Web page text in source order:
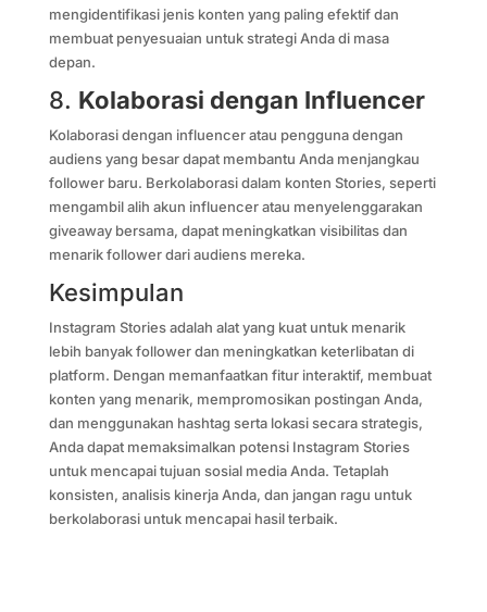
mengidentifikasi jenis konten yang paling efektif dan
membuat penyesuaian untuk strategi Anda di masa
depan.
8. Kolaborasi dengan Influencer
Kolaborasi dengan influencer atau pengguna dengan
audiens yang besar dapat membantu Anda menjangkau
follower baru. Berkolaborasi dalam konten Stories, seperti
mengambil alih akun influencer atau menyelenggarakan
giveaway bersama, dapat meningkatkan visibilitas dan
menarik follower dari audiens mereka.
Kesimpulan
Instagram Stories adalah alat yang kuat untuk menarik
lebih banyak follower dan meningkatkan keterlibatan di
platform. Dengan memanfaatkan fitur interaktif, membuat
konten yang menarik, mempromosikan postingan Anda,
dan menggunakan hashtag serta lokasi secara strategis,
Anda dapat memaksimalkan potensi Instagram Stories
untuk mencapai tujuan sosial media Anda. Tetaplah
konsisten, analisis kinerja Anda, dan jangan ragu untuk
berkolaborasi untuk mencapai hasil terbaik.